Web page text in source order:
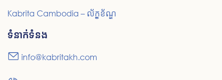
Kabrita Cambodia – ល័ក្ខខ័ណ្ឌ
ទំនាក់ទំនង
info@kabritakh.com